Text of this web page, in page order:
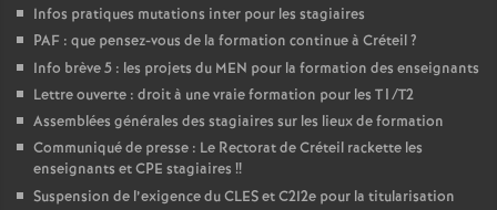
Infos pratiques mutations inter pour les stagiaires
PAF : que pensez-vous de la formation continue à Créteil?
Info brève 5 : les projets du MEN pour la formation des enseignants
Lettre ouverte : droit à une vraie formation pour les T1/T2
Assemblées générales des stagiaires sur les lieux de formation
Communiqué de presse : Le Rectorat de Créteil rackette les
enseignants etCPE stagiaires !!
Suspension de l’exigence duCLESet C2I2e pour la titularisation